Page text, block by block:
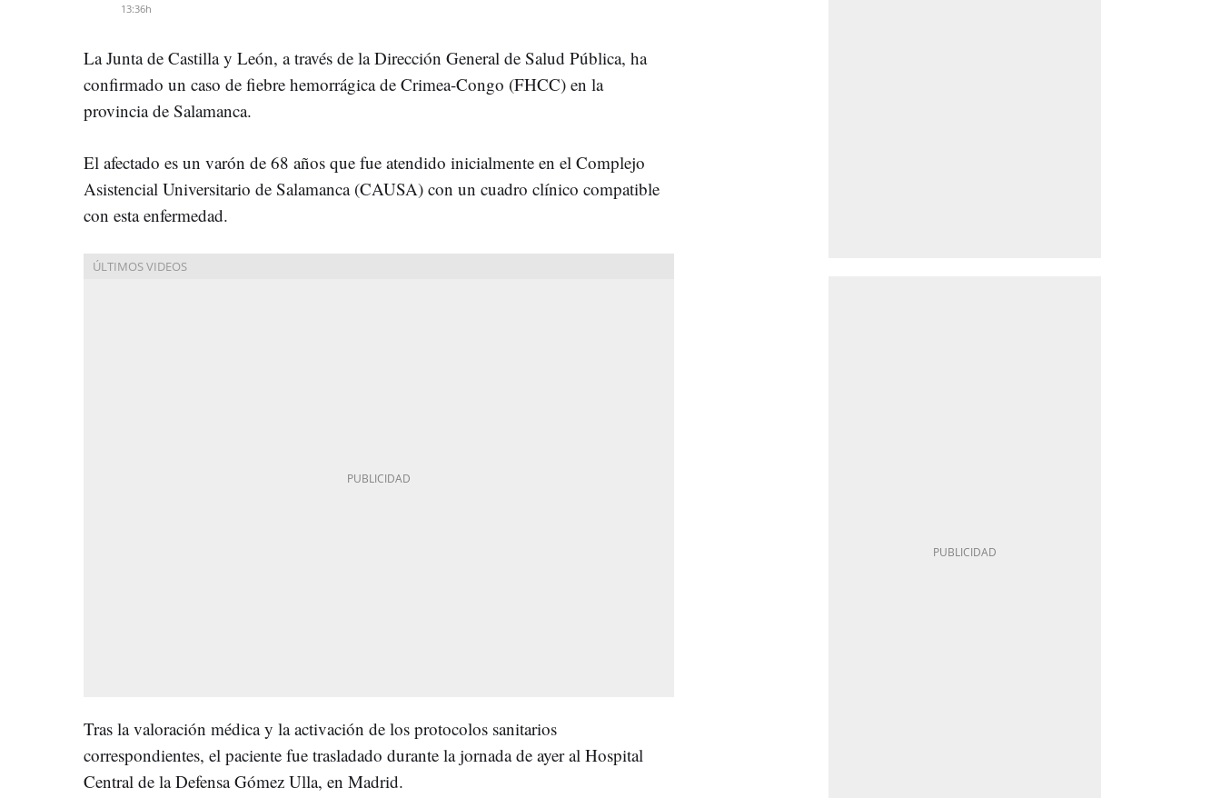
13:36h
La Junta de Castilla y León, a través de la Dirección General de Salud Pública, ha
confirmado un caso de fiebre hemorrágica de Crimea-Congo (FHCC) en la
provincia de Salamanca.
El afectado es un varón de 68 años que fue atendido inicialmente en el Complejo
Asistencial Universitario de Salamanca (CAUSA) con un cuadro clínico compatible
con esta enfermedad.
Tras la valoración médica y la activación de los protocolos sanitarios
correspondientes, el paciente fue trasladado durante la jornada de ayer al Hospital
Central de la Defensa Gómez Ulla, en Madrid.